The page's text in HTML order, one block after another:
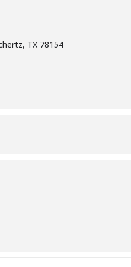
TX 78154